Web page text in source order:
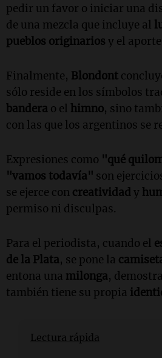
pedir un favor o iniciar una
de una mezcla que incluye al
pueblos originarios y el
Finalmente, Blondont
sólo reside en los símbolos
bandera o el himno, sino
con las que los argentinos se
Expresiones como "qué
"vamos todavía" son
se ejerce con creatividad y
permiso ni disculpas.
Para el periodista, cuando el
de la Plata, se pone la
entona una milonga,
también tiene su propia
Lectura rápida